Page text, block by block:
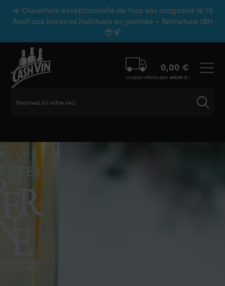
☀️ Ouverture exceptionnelle de tous vos magasins le 15
Août aux horaires habituels en journée – fermeture 18H
😎🍹
Inscrivez ici votre recherche
0,00 €
Livraison offerte dans450,00 €!
Panneau de gestion des cookies